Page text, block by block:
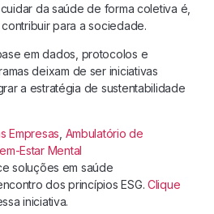
da saúde de forma coletiva é,
para a sociedade.
em dados, protocolos e
deixam de ser iniciativas
a estratégia de sustentabilidade
Empresas, Ambulatório de
Estar Mental
soluções em saúde
dos princípios ESG. Clique
iniciativa.